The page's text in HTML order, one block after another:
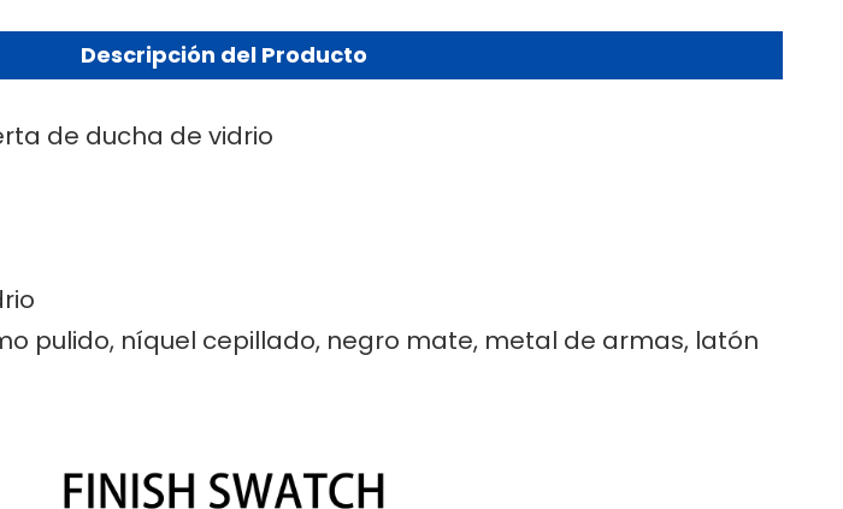
Descripción del Producto
de ducha de vidrio
pulido, níquel cepillado, negro mate, metal de armas, latón